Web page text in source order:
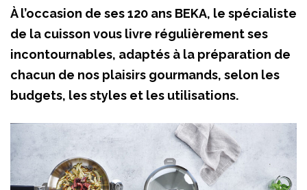
À l’occasion de ses 120 ans BEKA, le spécialiste
de la cuisson vous livre régulièrement ses
incontournables, adaptés à la préparation de
chacun de nos plaisirs gourmands, selon les
budgets, les styles et les utilisations.